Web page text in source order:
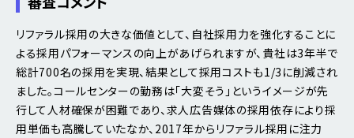
リファラル採用の大きな価値として、自社採用力を強化することに
よる採用パフォーマンスの向上があげられますが、貴社は3年半で
総計700名の採用を実現、結果として採用コストも1/3に削減され
ました。コールセンターの勤務は「大変そう」というイメージが先
行して人材確保が困難であり、求人広告媒体の採用依存により採
用単価も高騰していたなか、2017年からリファラル採用に注力